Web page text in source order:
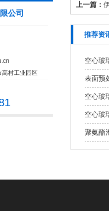
公司
村工业园区
上一篇：
推荐资
空心玻
表面预
空心玻
空心玻
聚氨酯